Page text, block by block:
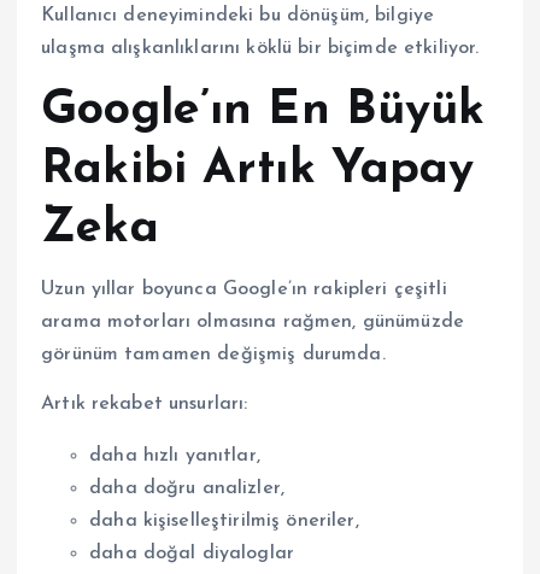
Kullanıcı deneyimindeki bu dönüşüm, bilgiye
ulaşma alışkanlıklarını köklü bir biçimde etkiliyor.
Google’ın En Büyük
Rakibi Artık Yapay
Zeka
Uzun yıllar boyunca Google’ın rakipleri çeşitli
arama motorları olmasına rağmen, günümüzde
görünüm tamamen değişmiş durumda.
Artık rekabet unsurları:
daha hızlı yanıtlar,
daha doğru analizler,
daha kişiselleştirilmiş öneriler,
daha doğal diyaloglar